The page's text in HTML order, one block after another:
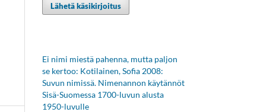
Lähetä käsikirjoitus
Ei nimi miestä pahenna, mutta paljon
se kertoo: Kotilainen, Sofia 2008:
Suvun nimissä. Nimenannon käytännöt
Sisä-Suomessa 1700-luvun alusta
1950-luvulle